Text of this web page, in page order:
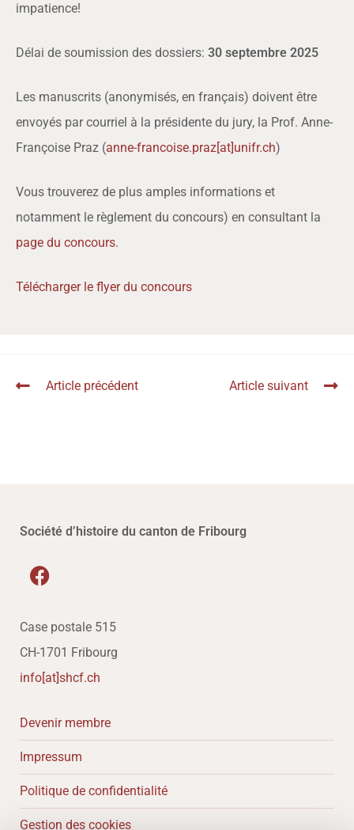
impatience!
Délai de soumission des dossiers: 30 septembre 2025
Les manuscrits (anonymisés, en français) doivent être
envoyés par courriel à la présidente du jury, la Prof. Anne-
Françoise Praz (anne-francoise.praz[at]unifr.ch)
Vous trouverez de plus amples informations et
notamment le règlement du concours) en consultant la
page du concours.
Télécharger le flyer du concours
Article précédent Article suivant
Société d’histoire du canton de Fribourg
Case postale 515
CH-1701 Fribourg
info[at]shcf.ch
Devenir membre
Impressum
Politique de confidentialité
Gestion des cookies